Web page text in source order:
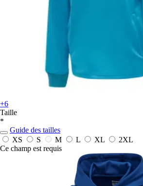
+6
Taille
*
Guide des tailles
XS
S M L XL
2XL
Ce champ est requis